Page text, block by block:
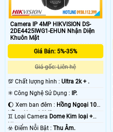
Camera IP 4MP HIKVISION DS-
2DE4425IWG1-EHUN Nhận Diện
Khuôn Mặt
Giá Bán: 5%-35%
Giá gốc: Liên hệ
💯 Chất lượng hình : Ultra 2k + .
✳️ Công Nghệ Sử Dụng : IP.
🌔 Xem ban đêm : Hồng Ngoại 10m
Hồng Ngoại SMD.
♊ Loại Camera Dome Kim loại +
Nhựa.
️☣️ Điểm Nỗi Bật : Thu Âm.